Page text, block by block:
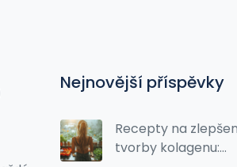
Nejnovější příspěvky
Recepty na
tvorby kolagenu: